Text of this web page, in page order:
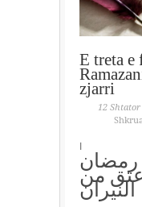
E treta e
zjarri
12 Shtator
رمضان
عتق من
النيران